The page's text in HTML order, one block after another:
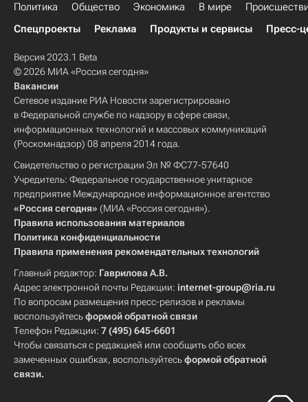
Политика Общество Экономика В мире
Спецпроекты
Реклама Продукты и сервисы Пресс-
Версия 2023.1 Beta
© 2026 МИА «Россия сегодня»
Вакансии
Сетевое издание РИА Новости зарегистрировано
в Федеральной службе по надзору в сфере связи,
информационных технологий и массовых коммуникаций
(Роскомнадзор) 08 апреля 2014 года.
Свидетельство о регистрации Эл № ФС77-57640
Учредитель: Федеральное государственное унитарное
предприятие Международное информационное агентство
«Россия сегодня» (МИА «Россия сегодня»).
Правила использования материалов
Политика конфиденциальности
Правила применения рекомендательных технологий
Главный редактор: Гаврилова А.В.
Адрес электронной почты Редакции: internet-group@ria.ru
По вопросам размещения пресс-релизов и рекламы
воспользуйтесьформой обратной связи
Телефон Редакции: 7 (495) 645-6601
Чтобы связаться с редакцией или сообщить обо всех
замеченных ошибках, воспользуйтесьформой обратной
связи.